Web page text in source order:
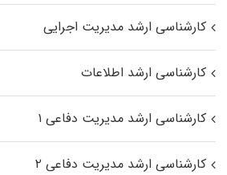
کارشناسی ارشد مدیریت اجرایی
کارشناسی ارشد اطلاعات
کارشناسی ارشد مدیریت دفاعی ۱
کارشناسی ارشد مدیریت دفاعی ۲